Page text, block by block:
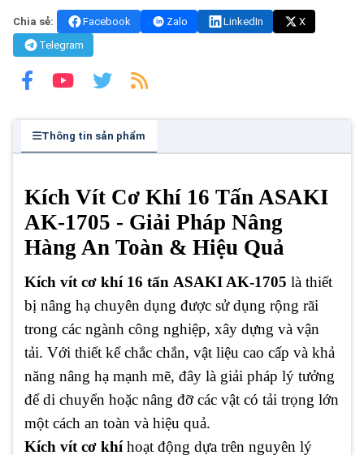
Chia sẻ: Facebook Zalo LinkedIn
X
Telegram
Thông tin sản phẩm
Kích Vít Cơ Khí 16 Tấn ASAKI
AK-1705 - Giải Pháp Nâng
Hàng An Toàn & Hiệu Quả
Kích vít cơ khí 16 tấn ASAKI AK-1705 là thiết
bị nâng hạ chuyên dụng được sử dụng rộng rãi
trong các ngành công nghiệp, xây dựng và vận
tải. Với thiết kế chắc chắn, vật liệu cao cấp và khả
năng nâng hạ mạnh mẽ, đây là giải pháp lý tưởng
để di chuyển hoặc nâng đỡ các vật có tải trọng lớn
một cách an toàn và hiệu quả.
Kích vít cơ khíhoạt động dựa trên nguyên lý